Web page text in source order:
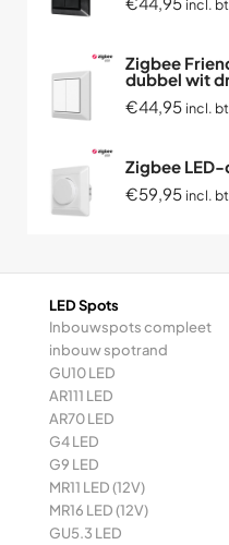
incl.
Zigbee
dubbel wit
€44,95 incl.
Zigbee
€59,95 incl.
LED Spots
Inbouwspots compleet
inbouw spotrand
GU10 LED
AR111 LED
AR70 LED
G4 LED
G9 LED
MR11 LED (12V)
MR16 LED (12V)
GU5.3 LED